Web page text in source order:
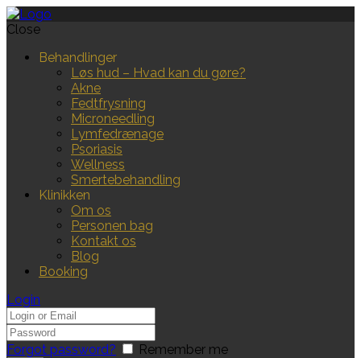
Close
Behandlinger
Løs hud – Hvad kan du gøre?
Akne
Fedtfrysning
Microneedling
Lymfedrænage
Psoriasis
Wellness
Smertebehandling
Klinikken
Om os
Personen bag
Kontakt os
Blog
Booking
Login
Forgot password? Remember me